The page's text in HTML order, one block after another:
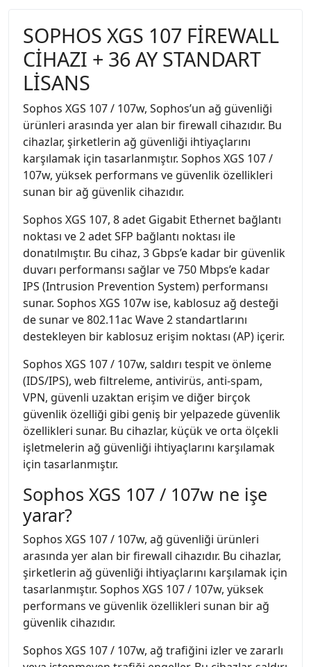
SOPHOS XGS 107 FİREWALL
CİHAZI + 36 AY STANDART
LİSANS
Sophos XGS 107 / 107w, Sophos’un ağ güvenliği
ürünleri arasında yer alan bir firewall cihazıdır. Bu
cihazlar, şirketlerin ağ güvenliği ihtiyaçlarını
karşılamak için tasarlanmıştır. Sophos XGS 107 /
107w, yüksek performans ve güvenlik özellikleri
sunan bir ağ güvenlik cihazıdır.
Sophos XGS 107, 8 adet Gigabit Ethernet bağlantı
noktası ve 2 adet SFP bağlantı noktası ile
donatılmıştır. Bu cihaz, 3 Gbps’e kadar bir güvenlik
duvarı performansı sağlar ve 750 Mbps’e kadar
IPS (Intrusion Prevention System) performansı
sunar. Sophos XGS 107w ise, kablosuz ağ desteği
de sunar ve 802.11ac Wave 2 standartlarını
destekleyen bir kablosuz erişim noktası (AP) içerir.
Sophos XGS 107 / 107w, saldırı tespit ve önleme
(IDS/IPS), web filtreleme, antivirüs, anti-spam,
VPN, güvenli uzaktan erişim ve diğer birçok
güvenlik özelliği gibi geniş bir yelpazede güvenlik
özellikleri sunar. Bu cihazlar, küçük ve orta ölçekli
işletmelerin ağ güvenliği ihtiyaçlarını karşılamak
için tasarlanmıştır.
Sophos XGS 107 / 107w ne işe
yarar?
Sophos XGS 107 / 107w, ağ güvenliği ürünleri
arasında yer alan bir firewall cihazıdır. Bu cihazlar,
şirketlerin ağ güvenliği ihtiyaçlarını karşılamak için
tasarlanmıştır. Sophos XGS 107 / 107w, yüksek
performans ve güvenlik özellikleri sunan bir ağ
güvenlik cihazıdır.
Sophos XGS 107 / 107w, ağ trafiğini izler ve zararlı